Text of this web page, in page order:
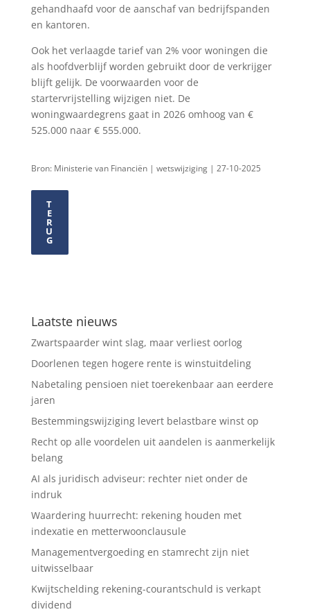
gehandhaafd voor de aanschaf van bedrijfspanden
en kantoren.
Ook het verlaagde tarief van 2% voor woningen die
als hoofdverblijf worden gebruikt door de verkrijger
blijft gelijk. De voorwaarden voor de
startervrijstelling wijzigen niet. De
woningwaardegrens gaat in 2026 omhoog van €
525.000 naar € 555.000.
Bron: Ministerie van Financiën | wetswijziging | 27-10-2025
T
E
R
U
G
Laatste nieuws
Zwartspaarder wint slag, maar verliest oorlog
Doorlenen tegen hogere rente is winstuitdeling
Nabetaling pensioen niet toerekenbaar aan eerdere
jaren
Bestemmingswijziging levert belastbare winst op
Recht op alle voordelen uit aandelen is aanmerkelijk
belang
AI als juridisch adviseur: rechter niet onder de
indruk
Waardering huurrecht: rekening houden met
indexatie en metterwoonclausule
Managementvergoeding en stamrecht zijn niet
uitwisselbaar
Kwijtschelding rekening-courantschuld is verkapt
dividend